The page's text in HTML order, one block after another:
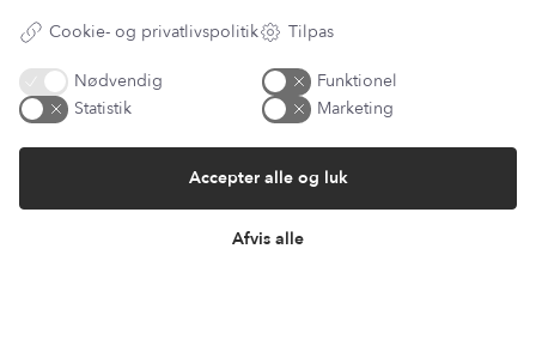
Persondatapolitik
Sitemap
Cookie indstillinger
Returportal / Returnering
Cookie- og privatlivspolitik Tilpas
Nødvendig
Funktionel
Statistik
Marketing
Afvis alle
Accepter alle og luk